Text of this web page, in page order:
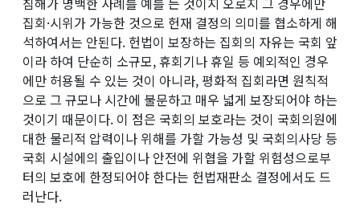
집회·시위가 가능한 것으로 헌재 결정의 의미를 협소하게 해
석하여서는 안된다. 헌법이 보장하는 집회의 자유는 국회 앞
이라 하여 단순히 소규모, 휴회기나 휴일 등 예외적인 경우
에만 허용될 수 있는 것이 아니라, 평화적 집회라면 원칙적
으로 그 규모나 시간에 불문하고 매우 넓게 보장되어야 하는
것이기 때문이다. 이 점은 국회의 보호라는 것이 국회의원에
대한 물리적 압력이나 위해를 가할 가능성 및 국회의사당 등
국회 시설에의 출입이나 안전에 위협을 가할 위험성으로부
터의 보호에 한정되어야 한다는 헌법재판소 결정에서도 드
러난다.